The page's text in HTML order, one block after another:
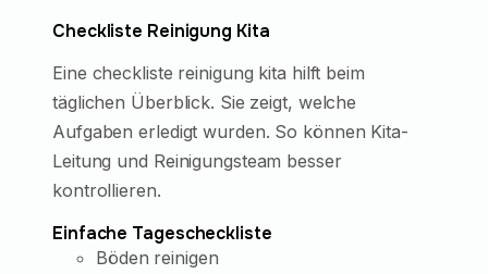
Checkliste Reinigung Kita
Eine checkliste reinigung kita hilft beim
täglichen Überblick. Sie zeigt, welche
Aufgaben erledigt wurden. So können Kita-
Leitung und Reinigungsteam besser
kontrollieren.
Einfache Tagescheckliste
Böden reinigen